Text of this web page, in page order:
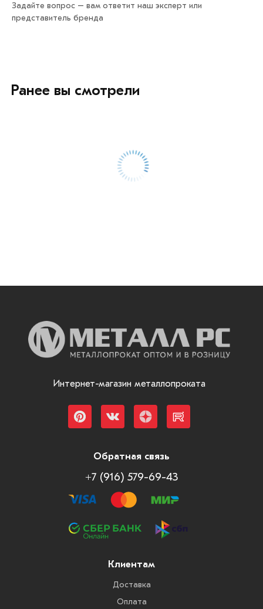
Задайте вопрос – вам ответит наш эксперт или
представитель бренда
Ранее вы смотрели
Интернет-магазин металлопроката
Обратная связь
+7 (916) 579-69-43
Клиентам
Доставка
Оплата